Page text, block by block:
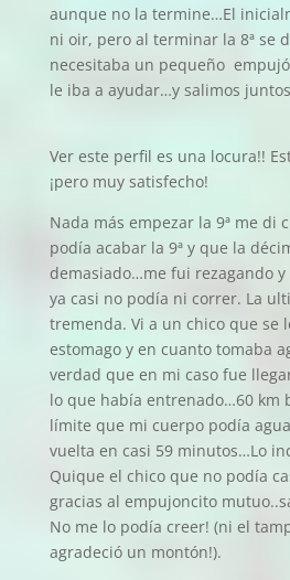
aunque no la termine…El
ni oir, pero al terminar la 8ª se
necesitaba un pequeño
le iba a ayudar…y salimos juntos
Ver este perfil es una locura!!
¡pero muy satisfecho!
Nada más empezar la 9ª me di
podía acabar la 9ª y que la
demasiado…me fui rezagando
ya casi no podía ni correr. La
tremenda. Vi a un chico que se
estomago y en cuanto tomaba
verdad que en mi caso fue
lo que había entrenado…60 km
límite que mi cuerpo podía
vuelta en casi 59 minutos…Lo
Quique el chico que no podía
gracias al empujoncito
No me lo podía creer! (ni el
agradeció un montón!).